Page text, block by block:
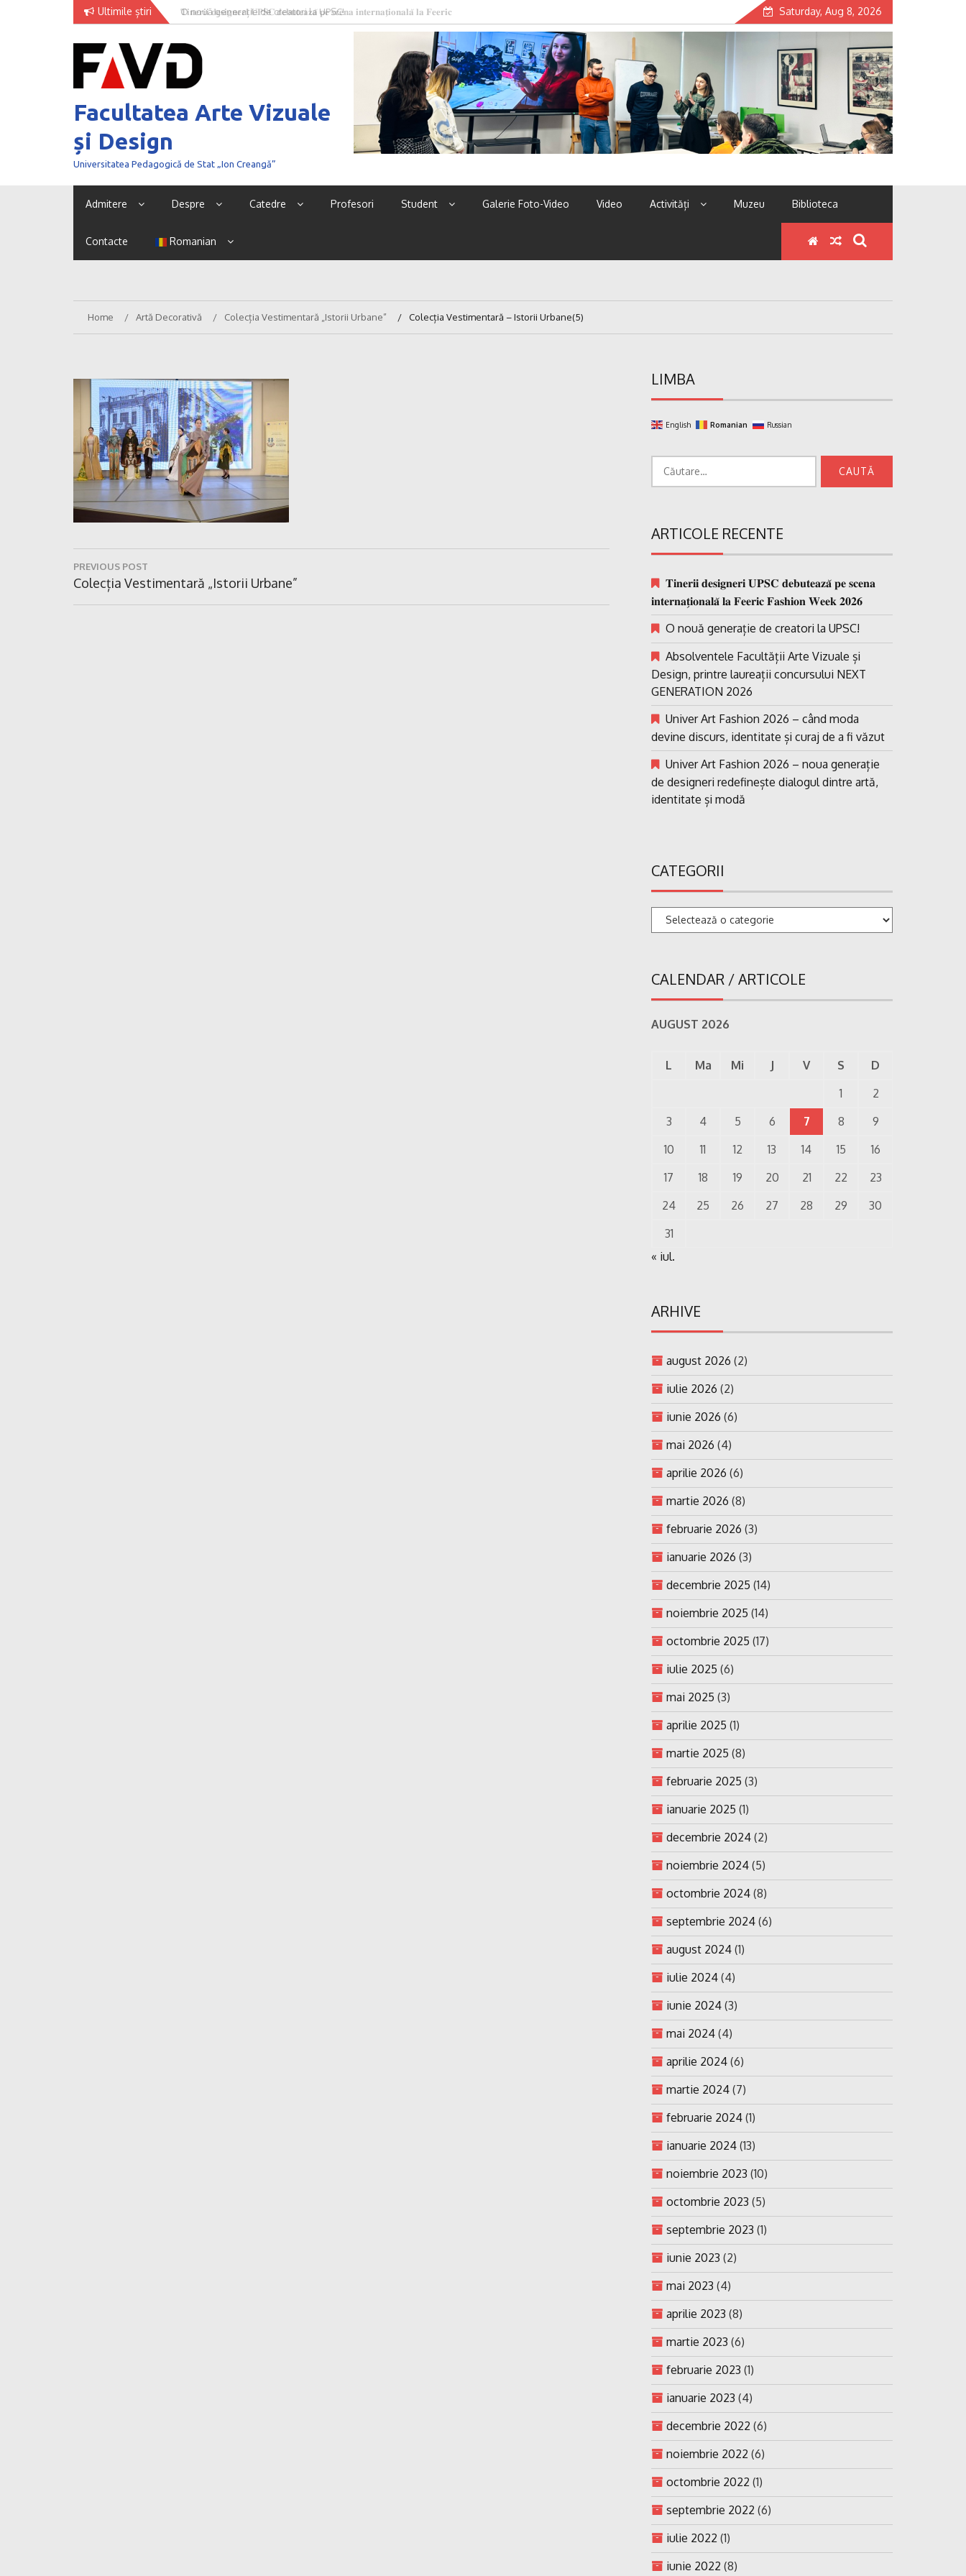
Ultimile știri O nouă generație de creatori la UPSC! Saturday, Aug 8, 2026
Facultatea Arte Vizuale
și Design
Universitatea Pedagogică de Stat „Ion Creangă”
Admitere Despre Catedre Profesori Student Galerie Foto-Video Video Activități Muzeu Biblioteca
Contacte Romanian
Home Artă Decorativă Colecția Vestimentară „Istorii Urbane” Colecția Vestimentară – Istorii Urbane(5)
Navigare
în
articole
PREVIOUS POST
Previous
Post:
Colecția Vestimentară „Istorii Urbane”
LIMBA
English Romanian Russian
ARTICOLE RECENTE
𝐓𝐢𝐧𝐞𝐫𝐢𝐢 𝐝𝐞𝐬𝐢𝐠𝐧𝐞𝐫𝐢 𝐔𝐏𝐒𝐂 𝐝𝐞𝐛𝐮𝐭𝐞𝐚𝐳𝐚̆ 𝐩𝐞 𝐬𝐜𝐞𝐧𝐚
𝐢𝐧𝐭𝐞𝐫𝐧𝐚𝐭̗𝐢𝐨𝐧𝐚𝐥𝐚̆ 𝐥𝐚 𝐅𝐞𝐞𝐫𝐢𝐜 𝐅𝐚𝐬𝐡𝐢𝐨𝐧 𝐖𝐞𝐞𝐤 𝟐𝟎𝟐𝟔
O nouă generație de creatori la UPSC!
Absolventele Facultății Arte Vizuale și
Design, printre laureații concursului NEXT
GENERATION 2026
Univer Art Fashion 2026 – când moda
devine discurs, identitate și curaj de a fi văzut
Univer Art Fashion 2026 – noua generație
de designeri redefinește dialogul dintre artă,
identitate și modă
CATEGORII
Categorii
CALENDAR / ARTICOLE
AUGUST 2026
L Ma Mi J V S
D
1
2
3
4 5 6 7 8
9
10
11 12 13 14 15
16
17
18 19 20 21 22
23
24
25 26 27 28 29
30
31
« iul.
ARHIVE
august 2026 (2)
iulie 2026 (2)
iunie 2026 (6)
mai 2026 (4)
aprilie 2026 (6)
martie 2026 (8)
februarie 2026 (3)
ianuarie 2026 (3)
decembrie 2025 (14)
noiembrie 2025 (14)
octombrie 2025 (17)
iulie 2025 (6)
mai 2025 (3)
aprilie 2025 (1)
martie 2025 (8)
februarie 2025 (3)
ianuarie 2025 (1)
decembrie 2024 (2)
noiembrie 2024 (5)
octombrie 2024 (8)
septembrie 2024 (6)
august 2024 (1)
iulie 2024 (4)
iunie 2024 (3)
mai 2024 (4)
aprilie 2024 (6)
martie 2024 (7)
februarie 2024 (1)
ianuarie 2024 (13)
noiembrie 2023 (10)
octombrie 2023 (5)
septembrie 2023 (1)
iunie 2023 (2)
mai 2023 (4)
aprilie 2023 (8)
martie 2023 (6)
februarie 2023 (1)
ianuarie 2023 (4)
decembrie 2022 (6)
noiembrie 2022 (6)
octombrie 2022 (1)
septembrie 2022 (6)
iulie 2022 (1)
iunie 2022 (8)